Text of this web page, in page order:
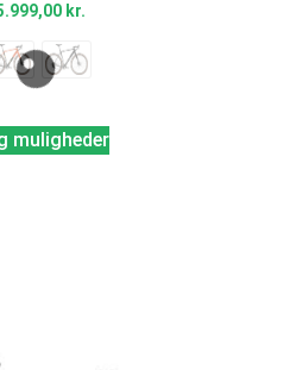
kr.
muligheder